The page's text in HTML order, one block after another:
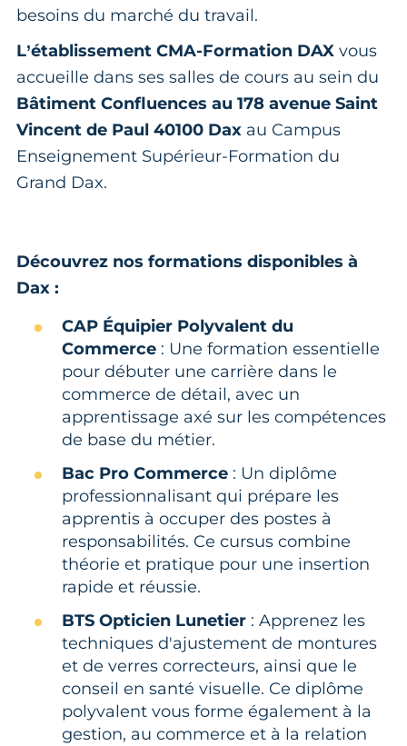
besoins du marché du travail.
L’établissement CMA-Formation DAX vous
accueille dans ses salles de cours au sein du
Bâtiment Confluences au 178 avenue Saint
Vincent de Paul 40100 Dax au Campus
Enseignement Supérieur-Formation du
Grand Dax.
Découvrez nos formations disponibles à
Dax :
CAP Équipier Polyvalent du
Commerce : Une formation essentielle
pour débuter une carrière dans le
commerce de détail, avec un
apprentissage axé sur les compétences
de base du métier.
Bac Pro Commerce : Un diplôme
professionnalisant qui prépare les
apprentis à occuper des postes à
responsabilités. Ce cursus combine
théorie et pratique pour une insertion
rapide et réussie.
BTS Opticien Lunetier : Apprenez les
techniques d'ajustement de montures
et de verres correcteurs, ainsi que le
conseil en santé visuelle. Ce diplôme
polyvalent vous forme également à la
gestion, au commerce et à la relation